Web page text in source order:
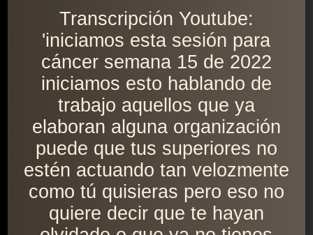
Transcripción Youtube:
'iniciamos esta sesión para
cáncer semana 15 de 2022
iniciamos esto hablando de
trabajo aquellos que ya
elaboran alguna organización
puede que tus superiores no
estén actuando tan velozmente
como tú quisieras pero eso no
quiere decir que te hayan